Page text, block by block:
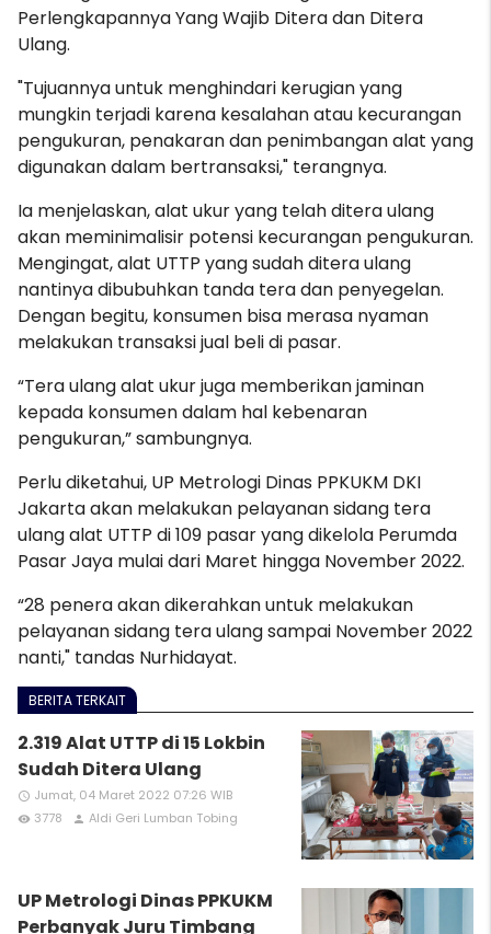
Perlengkapannya Yang Wajib Ditera dan Ditera
Ulang.
"Tujuannya untuk menghindari kerugian yang
mungkin terjadi karena kesalahan atau kecurangan
pengukuran, penakaran dan penimbangan alat yang
digunakan dalam bertransaksi," terangnya.
Ia menjelaskan, alat ukur yang telah ditera ulang
akan meminimalisir potensi kecurangan pengukuran.
Mengingat, alat UTTP yang sudah ditera ulang
nantinya dibubuhkan tanda tera dan penyegelan.
Dengan begitu, konsumen bisa merasa nyaman
melakukan transaksi jual beli di pasar.
“Tera ulang alat ukur juga memberikan jaminan
kepada konsumen dalam hal kebenaran
pengukuran,” sambungnya.
Perlu diketahui, UP Metrologi Dinas PPKUKM DKI
Jakarta akan melakukan pelayanan sidang tera
ulang alat UTTP di 109 pasar yang dikelola Perumda
Pasar Jaya mulai dari Maret hingga November 2022.
“28 penera akan dikerahkan untuk melakukan
pelayanan sidang tera ulang sampai November 2022
nanti," tandas Nurhidayat.
BERITA TERKAIT
2.319 Alat UTTP di 15 Lokbin
Sudah Ditera Ulang
access_time Jumat, 04 Maret 2022 07:26 WIB
remove_red_eye 3778 person Aldi Geri Lumban Tobing
UP Metrologi Dinas PPKUKM
Perbanyak Juru Timbang